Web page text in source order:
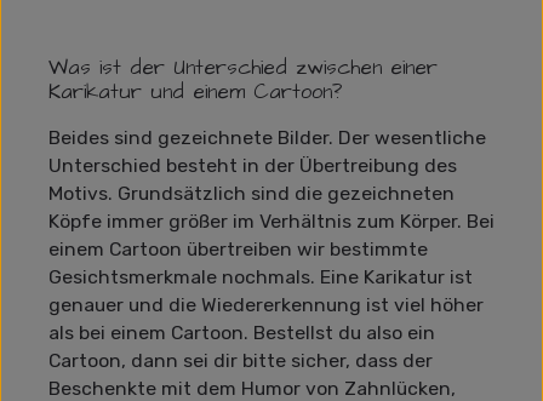
Was ist der Unterschied zwischen einer
Karikatur und einem Cartoon?
Beides sind gezeichnete Bilder. Der wesentliche
Unterschied besteht in der Übertreibung des
Motivs. Grundsätzlich sind die gezeichneten
Köpfe immer größer im Verhältnis zum Körper. Bei
einem Cartoon übertreiben wir bestimmte
Gesichtsmerkmale nochmals. Eine Karikatur ist
genauer und die Wiedererkennung ist viel höher
als bei einem Cartoon. Bestellst du also ein
Cartoon, dann sei dir bitte sicher, dass der
Beschenkte mit dem Humor von Zahnlücken,